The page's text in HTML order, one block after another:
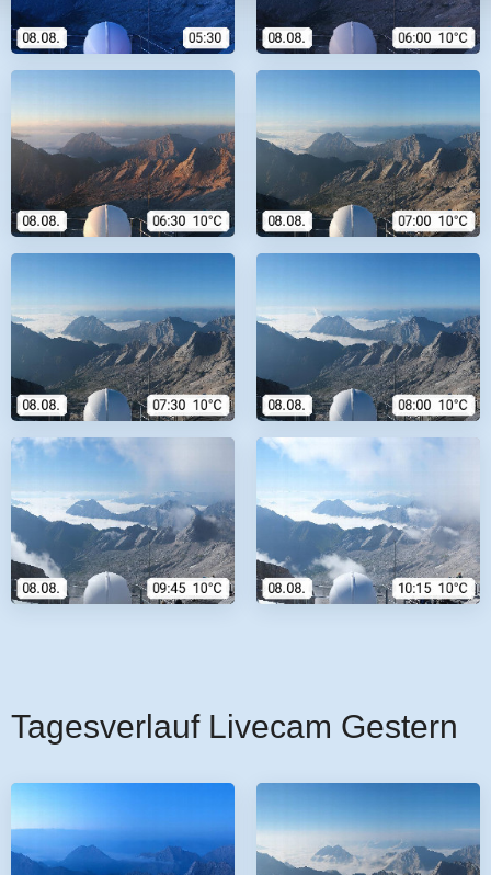
Tagesverlauf Livecam Gestern